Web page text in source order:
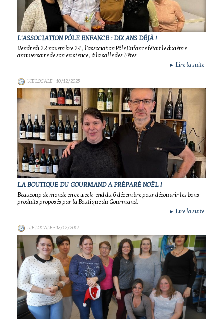
L'ASSOCIATION PÔLE ENFANCE : DIX ANS DÉJÀ !
Vendredi 22 novembre 24 , l'association Pôle Enfance fêtait le dixième
anniversaire de son existence , à la salle des Fêtes.
► Lire la suite
VIE LOCALE- 10/12/2025
LA BOUTIQUE DU GOURMAND A PRÉPARÉ NOËL !
Beaucoup de monde en ce week-end du 6 décembre pour découvrir les bons
produits proposés par la Boutique du Gourmand.
► Lire la suite
VIE LOCALE- 18/12/2017